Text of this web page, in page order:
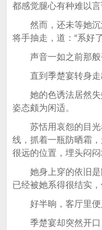
都感觉腿心有种难以言
然而，还未等她沉
将手抽走，道：“系好
声音一如之前那般
直到季楚宴转身走
她的色诱法居然失
姿态颇为闲适。
苏恬用哀怨的目光
线，抓着一瓶防晒霜
很远的位置，埋头闷闷
她身上穿的依旧是
已经被她系得很结实
好半晌，客厅里便
季楚宴却突然开口